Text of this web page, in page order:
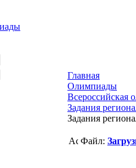
Главная
Олимпиады
Всероссийская
Задания
Задания
Файл: